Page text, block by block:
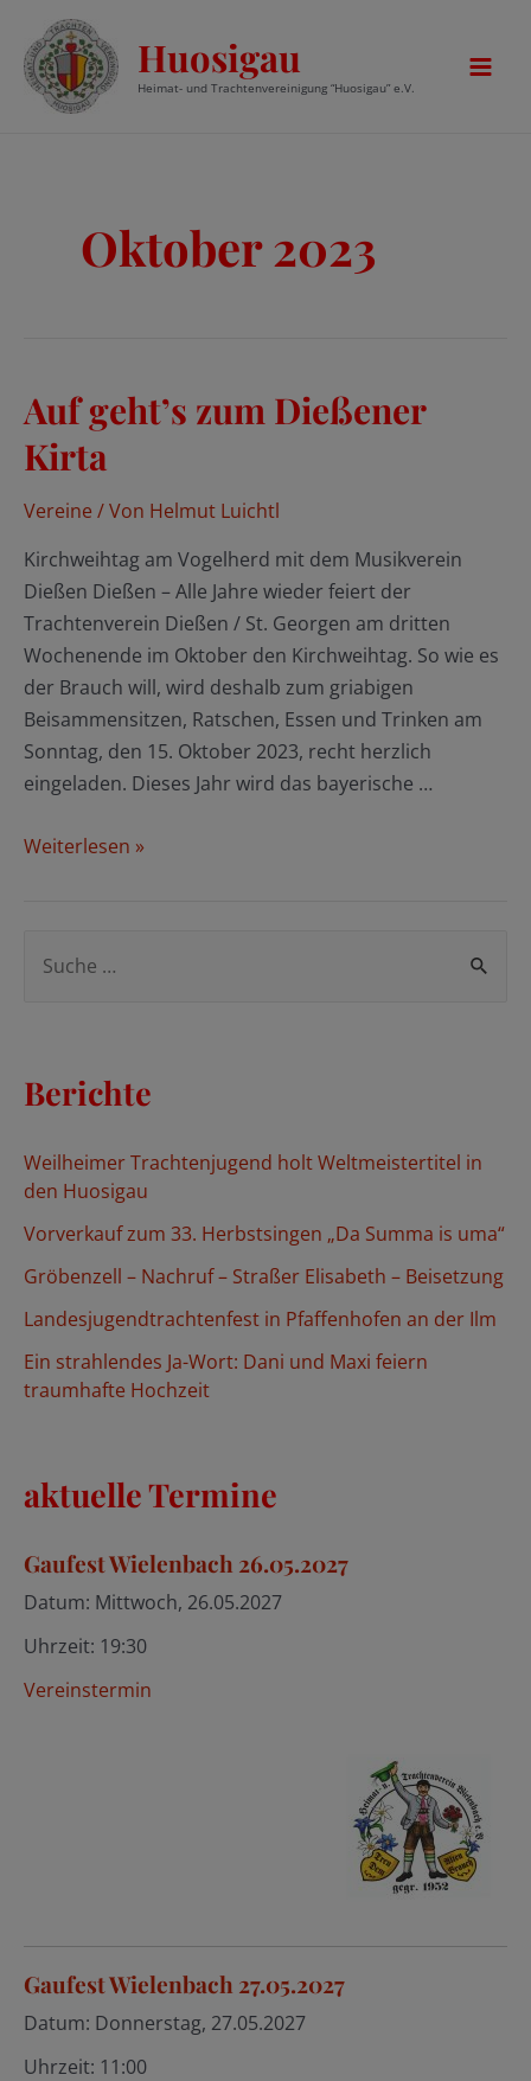
Inhalt
springen
Huosigau
Heimat- und Trachtenvereinigung “Huosigau” e.V.
Oktober 2023
Auf geht’s zum Dießener
Kirta
Vereine / Von Helmut Luichtl
Kirchweihtag am Vogelherd mit dem Musikverein
Dießen Dießen – Alle Jahre wieder feiert der
Trachtenverein Dießen / St. Georgen am dritten
Wochenende im Oktober den Kirchweihtag. So wie es
der Brauch will, wird deshalb zum griabigen
Beisammensitzen, Ratschen, Essen und Trinken am
Sonntag, den 15. Oktober 2023, recht herzlich
eingeladen. Dieses Jahr wird das bayerische …
Auf
Kirta
Weiterlesen »
e
n
h
:
Berichte
Weilheimer Trachtenjugend holt Weltmeistertitel in
den Huosigau
Vorverkauf zum 33. Herbstsingen „Da Summa is uma“
Gröbenzell – Nachruf – Straßer Elisabeth – Beisetzung
Landesjugendtrachtenfest in Pfaffenhofen an der Ilm
Ein strahlendes Ja-Wort: Dani und Maxi feiern
traumhafte Hochzeit
aktuelle Termine
Gaufest Wielenbach 26.05.2027
Datum: Mittwoch, 26.05.2027
Uhrzeit: 19:30
Vereinstermin
Gaufest Wielenbach 27.05.2027
Datum: Donnerstag, 27.05.2027
Uhrzeit: 11:00